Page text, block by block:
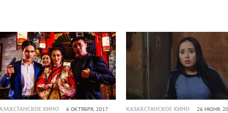
КИНО 6 ОКТЯБРЯ, 2017 КАЗАХСТАНСКОЕ КИНО 26 ИЮНЯ,